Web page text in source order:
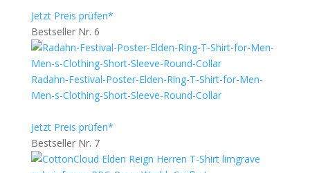
Jetzt Preis prüfen*
Bestseller Nr. 6
Radahn-Festival-Poster-Elden-Ring-T-Shirt-for-Men-
Men-s-Clothing-Short-Sleeve-Round-Collar
Jetzt Preis prüfen*
Bestseller Nr. 7